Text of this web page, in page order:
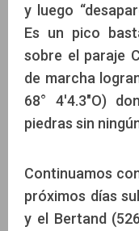
y luego
Es un pico
sobre el paraje
de marcha
68° 4'4.3"O)
piedras sin
Continuamos
próximos días
y el Bertand